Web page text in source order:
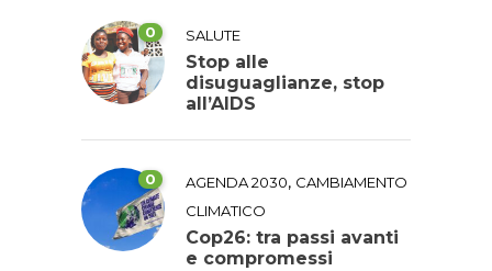
0 SALUTE
Stop alle
disuguaglianze, stop
all’AIDS
0 AGENDA 2030, CAMBIAMENTO
CLIMATICO
Cop26: tra passi avanti
e compromessi